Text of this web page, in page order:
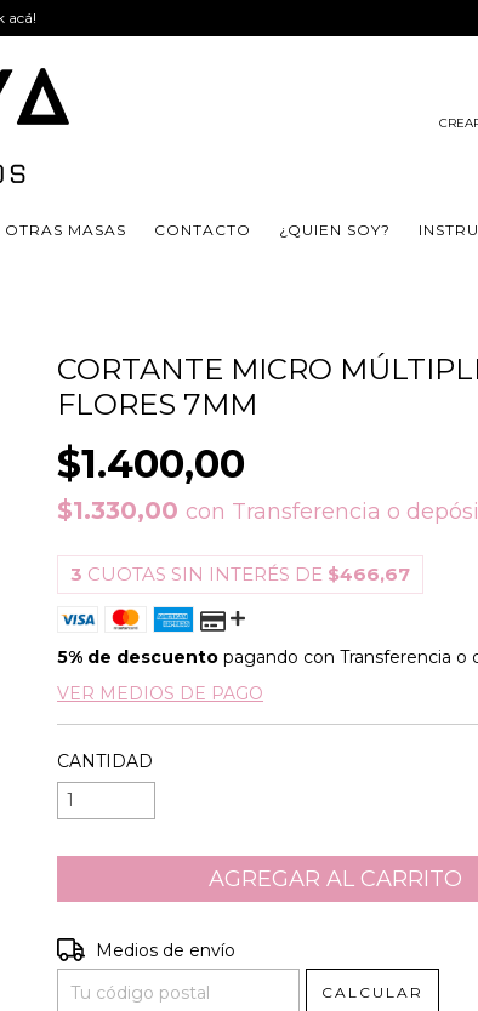
acá!
MASAS CONTACTO ¿QUIEN SOY?
CORTANTE MICRO
FLORES 7MM
$1.400,00
$1.330,00 con Transferencia o
3 CUOTAS SIN INTERÉS DE $466,67
5% de descuento pagando con Transferencia o
VER MEDIOS DE PAGO
CANTIDAD
Entregas para el CP:
Medios de envío
CALCULAR